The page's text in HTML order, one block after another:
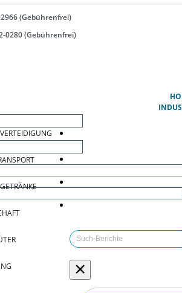
(Gebührenfrei)
0280 (Gebührenfrei)
×